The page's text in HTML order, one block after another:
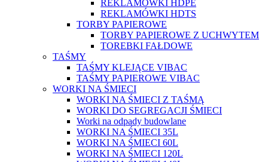
REKLAMÓWKI HDPE
REKLAMÓWKI HDTS
TORBY PAPIEROWE
TORBY PAPIEROWE Z UCHWYTEM
TOREBKI FAŁDOWE
TAŚMY
TAŚMY KLEJĄCE VIBAC
TAŚMY PAPIEROWE VIBAC
WORKI NA ŚMIECI
WORKI NA ŚMIECI Z TAŚMĄ
WORKI DO SEGREGACJI ŚMIECI
Worki na odpady budowlane
WORKI NA ŚMIECI 35L
WORKI NA ŚMIECI 60L
WORKI NA ŚMIECI 120L